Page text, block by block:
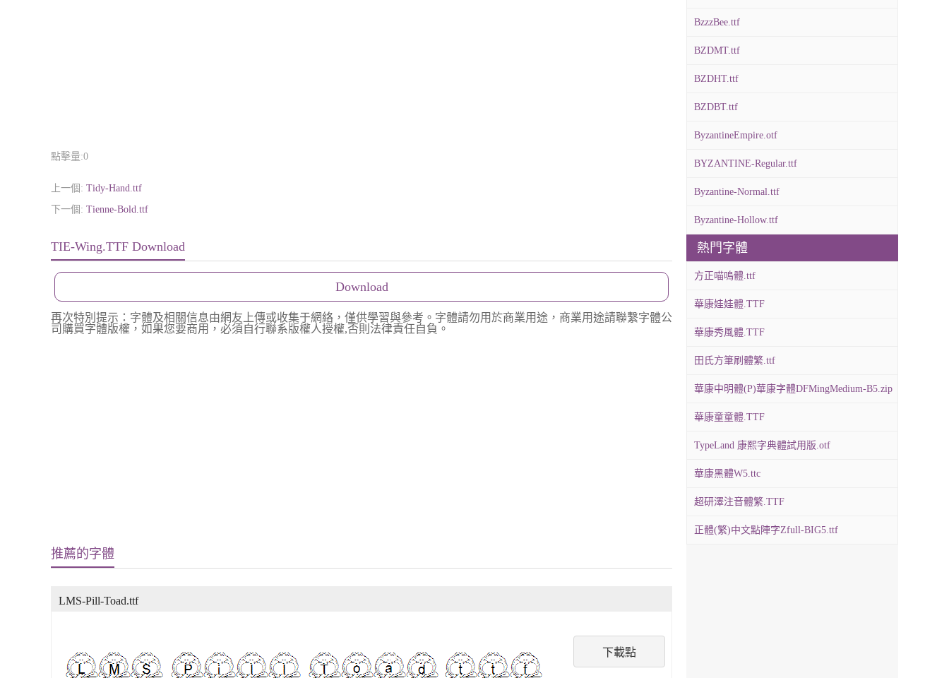
點擊量:0
上一個: Tidy-Hand.ttf
下一個: Tienne-Bold.ttf
TIE-Wing.TTF Download
Download
再次特別提示：字體及相關信息由網友上傳或收集于網絡，僅供學習與參考。字體請勿用於商業用途，商業用途請聯繫字體公
司購買字體版權，如果您要商用，必須自行聯系版權人授權,否則法律責任自負。
推薦的字體
下載點
LMS-Pill-Toad.ttf
BzzzBee.ttf
BZDMT.ttf
BZDHT.ttf
BZDBT.ttf
ByzantineEmpire.otf
BYZANTINE-Regular.ttf
Byzantine-Normal.ttf
Byzantine-Hollow.ttf
熱門字體
方正喵嗚體.ttf
華康娃娃體.TTF
華康秀風體.TTF
田氏方筆刷體繁.ttf
華康中明體(P)華康字體DFMingMedium-B5.zip
華康童童體.TTF
TypeLand 康熙字典體試用版.otf
華康黑體W5.ttc
超研澤注音體繁.TTF
正體(繁)中文點陣字Zfull-BIG5.ttf